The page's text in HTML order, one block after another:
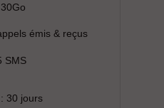
émis & reçus
SMS
30 jours